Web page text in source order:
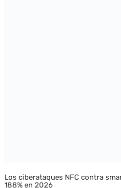
Los ciberataques NFC contra
188% en 2026